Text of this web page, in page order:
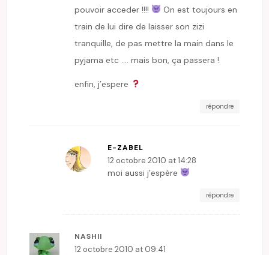
pouvoir acceder !!!!
On est toujours en
train de lui dire de laisser son zizi
tranquille, de pas mettre la main dans le
pyjama etc …. mais bon, ça passera !
enfin, j’espere
répondre
E-ZABEL
12 octobre 2010 at 14:28
moi aussi j’espère
répondre
NASHII
12 octobre 2010 at 09:41